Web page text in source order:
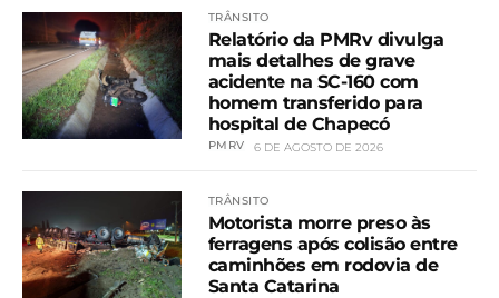
TRÂNSITO
Relatório da PMRv divulga
mais detalhes de grave
acidente na SC-160 com
homem transferido para
hospital de Chapecó
PMRV 6 DE AGOSTO DE 2026
TRÂNSITO
Motorista morre preso às
ferragens após colisão entre
caminhões em rodovia de
Santa Catarina